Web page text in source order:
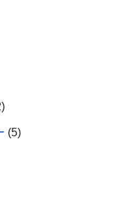
5